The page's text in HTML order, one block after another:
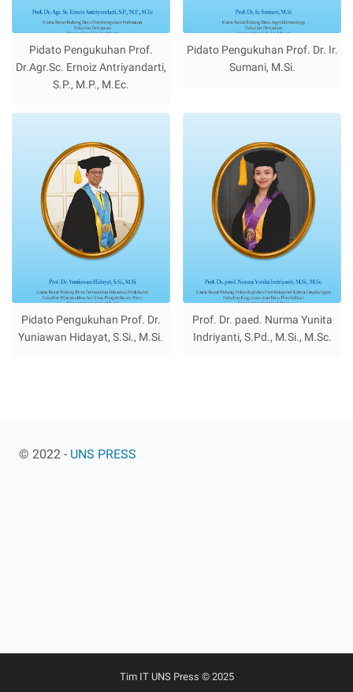
Pidato Pengukuhan Prof.
Dr.Agr.Sc. Ernoiz Antriyandarti,
S.P., M.P., M.Ec.
Pidato Pengukuhan Prof. Dr. Ir.
Sumani, M.Si.
Pidato Pengukuhan Prof. Dr.
Yuniawan Hidayat, S.Si., M.Si.
Prof. Dr. paed. Nurma Yunita
Indriyanti, S.Pd., M.Si., M.Sc.
© 2022 - UNS PRESS
Tim IT UNS Press © 2025